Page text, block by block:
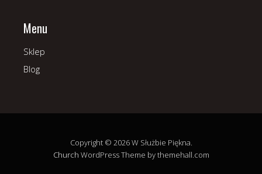
Menu
Sklep
Blog
Copyright © 2026 W Służbie Piękna.
Church WordPress Theme by themehall.com